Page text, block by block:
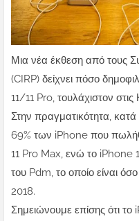
Μια νέα έκθεση από τους
(CIRP) δείχνει πόσο
11/11 Pro, τουλάχιστον
Στην πραγματικότητα, κατά
69% των iPhone που
11 Pro Max, ενώ το iPhone
του Pdm, το οποίο είναι
2018.
Σημειώνουμε επίσης ότι το